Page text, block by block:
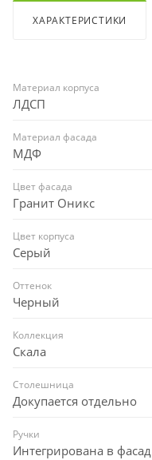
ХАРАКТЕРИСТИКИ
Материал корпуса
ЛДСП
Материал фасада
МДФ
Цвет фасада
Гранит Оникс
Цвет корпуса
Серый
Оттенок
Черный
Коллекция
Скала
Столешница
Докупается отдельно
Ручки
Интегрирована в фасад